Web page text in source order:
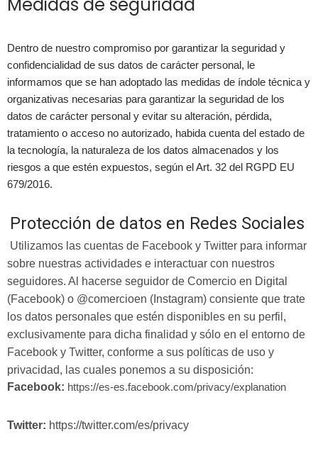
Dentro de nuestro compromiso por garantizar la seguridad y
confidencialidad de sus datos de carácter personal, le
informamos que se han adoptado las medidas de índole técnica y
organizativas necesarias para garantizar la seguridad de los
datos de carácter personal y evitar su alteración, pérdida,
tratamiento o acceso no autorizado, habida cuenta del estado de
la tecnología, la naturaleza de los datos almacenados y los
riesgos a que estén expuestos, según el Art. 32 del RGPD EU
679/2016.
Protección de datos en Redes Sociales
Utilizamos las cuentas de Facebook y Twitter para informar
sobre nuestras actividades e interactuar con nuestros
seguidores. Al hacerse seguidor de Comercio en Digital
(Facebook) o @comercioen (Instagram) consiente que trate
los datos personales que estén disponibles en su perfil,
exclusivamente para dicha finalidad y sólo en el entorno de
Facebook y Twitter, conforme a sus políticas de uso y
privacidad, las cuales ponemos a su disposición:
Facebook: https://es-es.facebook.com/privacy/explanation
Twitter: https://twitter.com/es/privacy